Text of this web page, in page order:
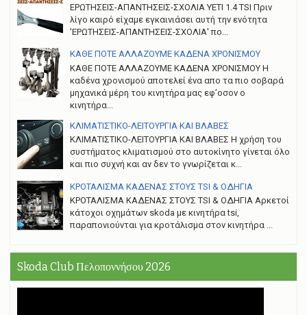
ΕΡΩΤΗΣΕΙΣ-ΑΠΑΝΤΗΣΕΙΣ-ΣΧΟΛΙΑ YETI 1.4 TSI Πριν
λίγο καιρό είχαμε εγκαινιάσει αυτή την ενότητα
'ΕΡΩΤΗΣΕΙΣ-ΑΠΑΝΤΗΣΕΙΣ-ΣΧΟΛΙΑ' πο...
ΚΑΘΕ ΠΟΤΕ ΑΛΛΑΖΟΥΜΕ ΚΑΔΕΝΑ ΧΡΟΝΙΣΜΟΥ
ΚΑΘΕ ΠΟΤΕ ΑΛΛΑΖΟΥΜΕ ΚΑΔΕΝΑ ΧΡΟΝΙΣΜΟΥ Η
καδένα χρονισμού αποτελεί ένα απο τα πιο σοβαρά
μηχανικά μέρη του κινητήρα μας εφ’οσον ο
κινητήρα...
ΚΛΙΜΑΤΙΣΤΙΚΟ-ΛΕΙΤΟΥΡΓΙΑ ΚΑΙ ΒΛΑΒΕΣ
ΚΛΙΜΑΤΙΣΤΙΚΟ-ΛΕΙΤΟΥΡΓΙΑ ΚΑΙ ΒΛΑΒΕΣ H χρήση του
συστήματος κλιματισμού στο αυτοκίνητο γίνεται όλο
και πιο συχνή και αν δεν το γνωρίζεται κ...
ΚΡΟΤΑΛΙΣΜΑ ΚΑΔΕΝΑΣ ΣΤΟΥΣ TSI & ΟΔΗΓΙΑ
ΚΡΟΤΑΛΙΣΜΑ ΚΑΔΕΝΑΣ ΣΤΟΥΣ TSI & ΟΔΗΓΙΑ Αρκετοί
κάτοχοι οχημάτων skoda με κινητήρα tsi,
παραπονιούνται για κροτάλισμα στον κινητήρα ...
Skoda Club Πελοποννήσου 2026